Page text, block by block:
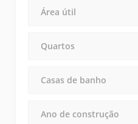
Área útil
Quartos
Casas de banho
Ano de construção